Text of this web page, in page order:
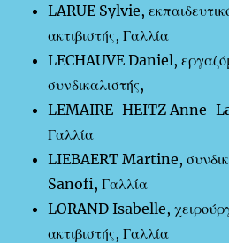
LARUE Sylvie,
ακτιβιστής, Γαλλία
LECHAUVE Daniel,
συνδικαλιστής,
LEMAIRE-HEITZ Anne-
Γαλλία
LIEBAERT Martine,
Sanofi, Γαλλία
LORAND Isabelle,
ακτιβιστής, Γαλλία